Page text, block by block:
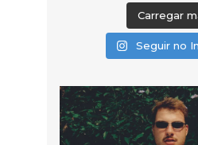
Carregar
Seguir no